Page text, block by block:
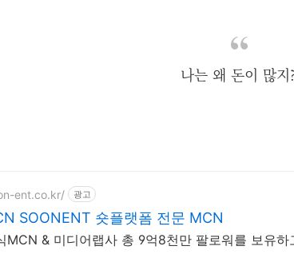
나는 왜 돈이 많지
ent.co.kr/ 광고
SOONENT 숏플랫폼 전문 MCN